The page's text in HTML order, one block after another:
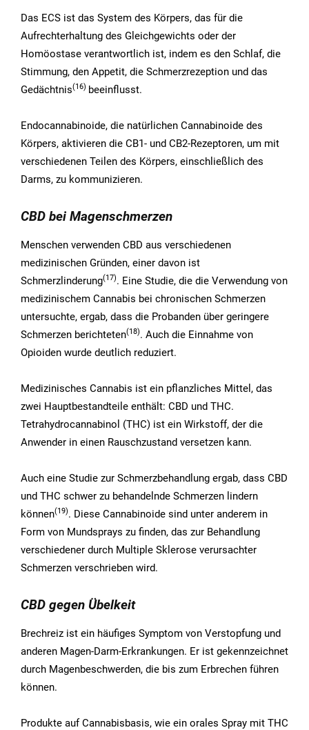
Das ECS ist das System des Körpers, das für die
Aufrechterhaltung des Gleichgewichts oder der
Homöostase verantwortlich ist, indem es den Schlaf, die
Stimmung, den Appetit, die Schmerzrezeption und das
Gedächtnis(16) beeinflusst.
Endocannabinoide, die natürlichen Cannabinoide des
Körpers, aktivieren die CB1- und CB2-Rezeptoren, um mit
verschiedenen Teilen des Körpers, einschließlich des
Darms, zu kommunizieren.
CBD bei Magenschmerzen
Menschen verwenden CBD aus verschiedenen
medizinischen Gründen, einer davon ist
Schmerzlinderung(17). Eine Studie, die die Verwendung von
medizinischem Cannabis bei chronischen Schmerzen
untersuchte, ergab, dass die Probanden über geringere
Schmerzen berichteten(18). Auch die Einnahme von
Opioiden wurde deutlich reduziert.
Medizinisches Cannabis ist ein pflanzliches Mittel, das
zwei Hauptbestandteile enthält: CBD und THC.
Tetrahydrocannabinol (THC) ist ein Wirkstoff, der die
Anwender in einen Rauschzustand versetzen kann.
Auch eine Studie zur Schmerzbehandlung ergab, dass CBD
und THC schwer zu behandelnde Schmerzen lindern
können(19). Diese Cannabinoide sind unter anderem in
Form von Mundsprays zu finden, das zur Behandlung
verschiedener durch Multiple Sklerose verursachter
Schmerzen verschrieben wird.
CBD gegen Übelkeit
Brechreiz ist ein häufiges Symptom von Verstopfung und
anderen Magen-Darm-Erkrankungen. Er ist gekennzeichnet
durch Magenbeschwerden, die bis zum Erbrechen führen
können.
Produkte auf Cannabisbasis, wie ein orales Spray mit THC